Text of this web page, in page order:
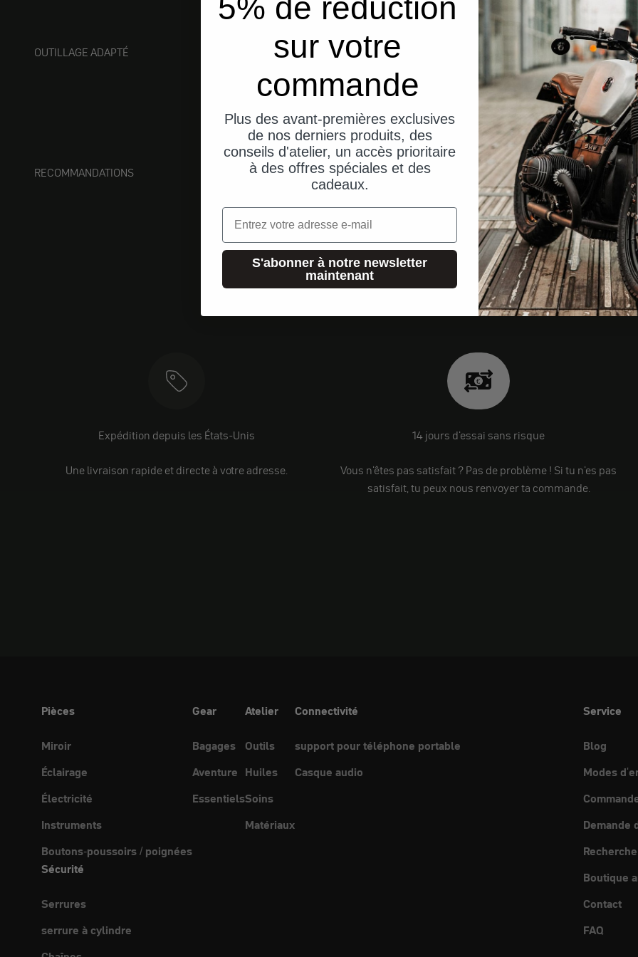
OUTILLAGE ADAPTÉ
RECOMMANDATIONS
Expédition depuis les États-Unis
Une livraison rapide et directe à votre adresse.
14 jours d'essai sans risque
Vous n'êtes pas satisfait ? Pas de problème ! Si tu n'es pas
satisfait, tu peux nous renvoyer ta commande.
Pièces
Miroir
Éclairage
Électricité
Instruments
Boutons-poussoirs / poignées
Gear
Bagages
Aventure
Essentiels
Atelier
Outils
Huiles
Soins
Matériaux
Connectivité
support pour téléphone portable
Casque audio
Sécurité
Serrures
serrure à cylindre
Service
Blog
Modes
Demande
Boutique
Contact
FAQ
5% de réduction
sur votre
commande
Plus des avant-premières exclusives
de nos derniers produits, des
conseils d'atelier, un accès prioritaire
à des offres spéciales et des
cadeaux.
Email
S'abonner à notre newsletter
maintenant